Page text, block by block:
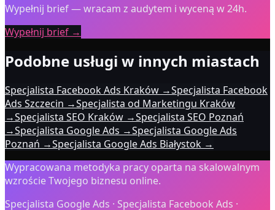
Wypełnij brief — wracam z audytem i wyceną w 24h.
Wypełnij brief →
Podobne usługi w innych miastach
Specjalista Facebook Ads Kraków →Specjalista Facebook
Ads Szczecin →Specjalista od Marketingu Kraków
→Specjalista SEO Kraków →Specjalista SEO Poznań
→Specjalista Google Ads →Specjalista Google Ads
Poznań →Specjalista Google Ads Białystok →
Wypracowana metodyka pracy oparta na skalowalnym
wzroście Twojego biznesu online.
Specjalista Google Ads · Specjalista Facebook Ads ·